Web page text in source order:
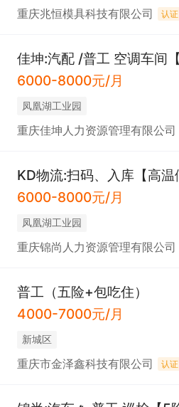
重庆兆恒模具科技有限公司 认证
6000-8000元/月
凤凰湖工业园
重庆佳坤人力资源管理有限公司
6000-8000元/月
凤凰湖工业园
重庆锦尚人力资源管理有限公司
普工（五险+包吃住）
4000-7000元/月
新城区
重庆市金泽鑫科技有限公司 认证